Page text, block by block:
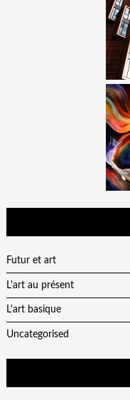
Futur et art
L'art au présent
L'art basique
Uncategorised